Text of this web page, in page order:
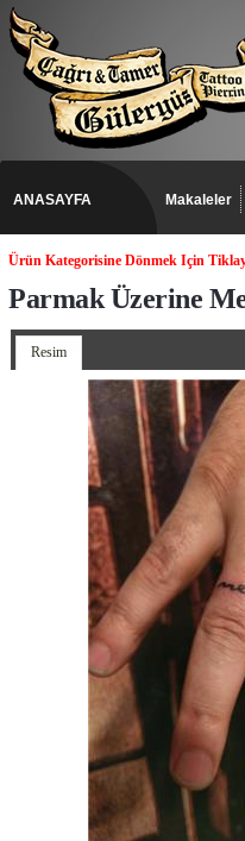
ANASAYFA Makaleler
Ürün Kategorisine Dönmek Için
Parmak Üzerine
Resim